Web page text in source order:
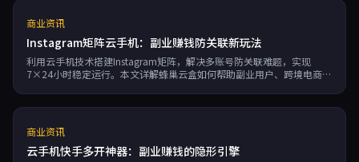
商业资讯
Instagram矩阵云手机：副业赚钱防关联新玩法
利用云手机技术搭建Instagram矩阵，解决多账号防关联难题，实现
7×24小时稳定运行。本文详解蜂巢云盒如何帮助副业用户、跨境电商和
商业资讯
云手机快手多开神器：副业赚钱的隐形引擎